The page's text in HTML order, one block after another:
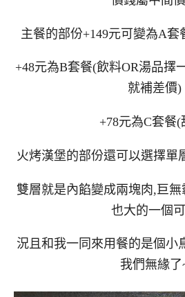
主餐的部份+149元可變為A套
+48元為B套餐(飲料OR湯品擇
就補差價)
+78元為C套餐(
火烤漢堡的部份還可以選擇單
雙層就是內餡變成兩塊肉,巨
也大的一個
況且和我一同來用餐的是個小
我們無緣了